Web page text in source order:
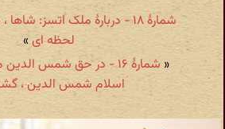
شمارهٔ ۱۸ - دربارۀ ملک اتسز:
لحظه ای»
«
شمارهٔ ۱۶ - در حق شمس
اسلام شمس الدین ،